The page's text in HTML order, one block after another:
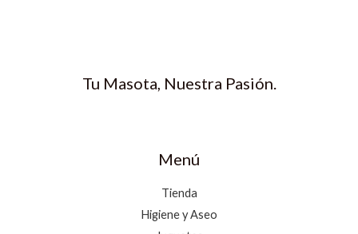
Tu Masota, Nuestra Pasión.
Menú
Tienda
Higiene y Aseo